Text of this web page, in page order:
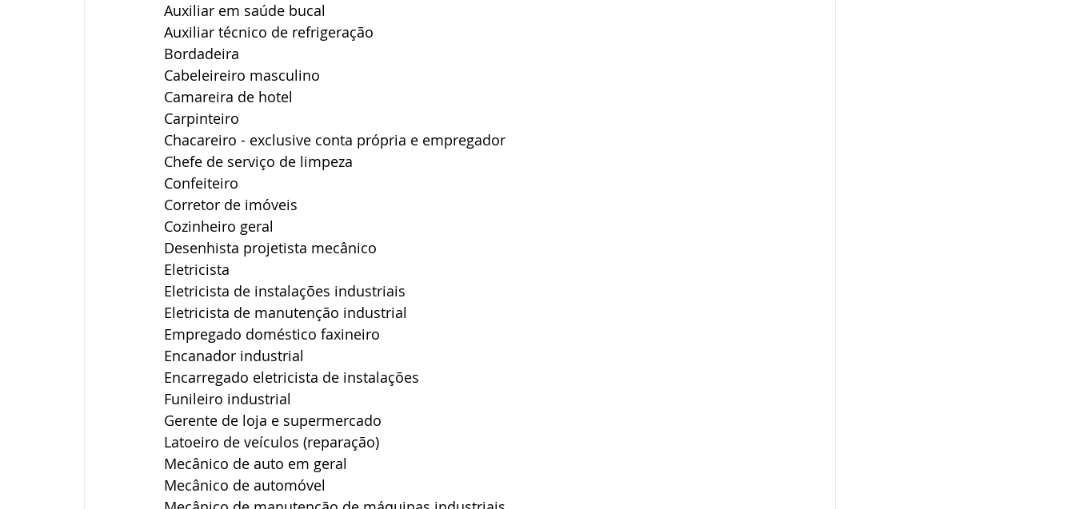
Auxiliar em saúde bucal
Auxiliar técnico de refrigeração
Bordadeira
Cabeleireiro masculino
Camareira de hotel
Carpinteiro
Chacareiro - exclusive conta própria e empregador
Chefe de serviço de limpeza
Confeiteiro
Corretor de imóveis
Cozinheiro geral
Desenhista projetista mecânico
Eletricista
Eletricista de instalações industriais
Eletricista de manutenção industrial
Empregado doméstico faxineiro
Encanador industrial
Encarregado eletricista de instalações
Funileiro industrial
Gerente de loja e supermercado
Latoeiro de veículos (reparação)
Mecânico de auto em geral
Mecânico de automóvel